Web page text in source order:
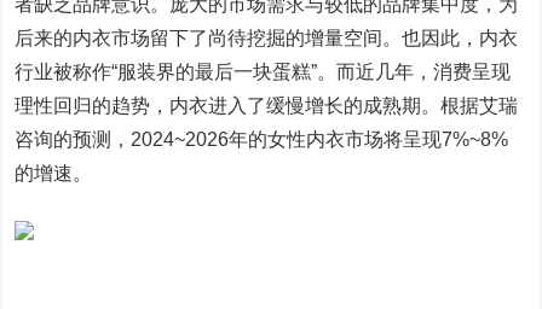
者缺乏品牌意识。庞大的市场需求与较低的品牌集中度，为
后来的内衣市场留下了尚待挖掘的增量空间。也因此，内衣
行业被称作“服装界的最后一块蛋糕”。而近几年，消费呈现
理性回归的趋势，内衣进入了缓慢增长的成熟期。根据艾瑞
咨询的预测，2024~2026年的女性内衣市场将呈现7%~8%
的增速。